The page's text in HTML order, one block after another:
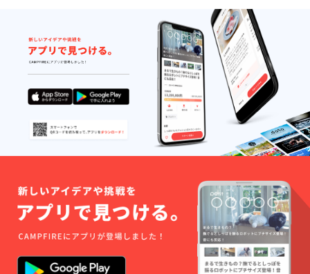
（210m
m×297
mm）
のオリ
ジナル
フライ
ヤーを1
枚郵送
いたし
ます。
す。 ・
詳細は
メール
にて連
絡いた
しま
す。 脚
本提供
・現場
で使用
したも
のと同
じ形態
の脚本
を1部郵
送いた
しま
す。 オ
リジナ
ルフラ
イヤー
提供 ・
A4サイ
スにお
送りい
たしま
す。 上
映会に
ご招待
［開催
時期］
2024年
11月末
ごろ
定）
［場
阪府
（予
定） ・
支援者
様の交
通費や
滞在費
各自で
ご負担